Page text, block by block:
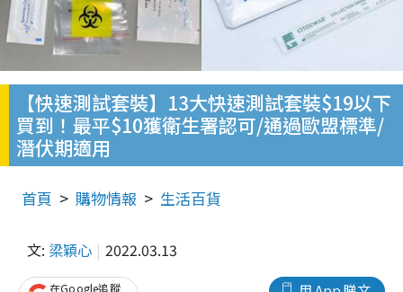
【快速測試套裝】13大快速測試套裝$19以下
買到！最平$10獲衛生署認可/通過歐盟標準/
潛伏期適用
首頁 購物情報 生活百貨
文: 梁穎心 2022.03.13
在Google追蹤